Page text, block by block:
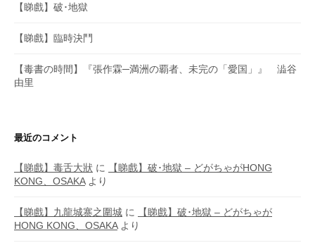
【睇戲】破･地獄
【睇戲】臨時決鬥
【毒書の時間】『張作霖─満洲の覇者、未完の「愛国」』 澁谷
由里
最近のコメント
【睇戲】毒舌大狀 に
【睇戲】破･地獄 – どがちゃがHONG
KONG、OSAKAより
【睇戲】九龍城寨之圍城 に
【睇戲】破･地獄 – どがちゃが
HONG KONG、OSAKAより